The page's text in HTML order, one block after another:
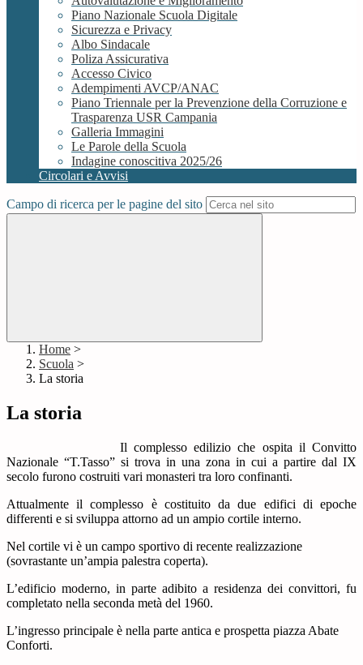
Piano Nazionale Scuola Digitale
Sicurezza e Privacy
Albo Sindacale
Poliza Assicurativa
Accesso Civico
Adempimenti AVCP/ANAC
Piano Triennale per la Prevenzione della Corruzione e
Trasparenza USR Campania
Galleria Immagini
Le Parole della Scuola
Indagine conoscitiva 2025/26
Circolari e Avvisi
Campo di ricerca per le pagine del sito
Home >
Scuola >
La storia
La storia
Il complesso edilizio che ospita il Convitto
Nazionale “T.Tasso” si trova in una zona in cui a partire dal IX
secolo furono costruiti vari monasteri tra loro confinanti.
Attualmente il complesso è costituito da due edifici di epoche
differenti e si sviluppa attorno ad un ampio cortile interno.
Nel cortile vi è un campo sportivo di recente realizzazione
(sovrastante un’ampia palestra coperta).
L’edificio moderno, in parte adibito a residenza dei convittori, fu
completato nella seconda metà del 1960.
L’ingresso principale è nella parte antica e prospetta piazza Abate
Conforti.